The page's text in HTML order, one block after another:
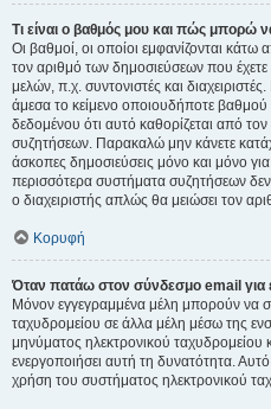
Τι είναι ο βαθμός μου και πώς μπορώ
Οι βαθμοί, οι οποίοι εμφανίζονται
τον αριθμό των δημοσιεύσεων που έχετε
μελών, π.χ. συντονιστές και
άμεσα το κείμενο οποιουδήποτε
δεδομένου ότι αυτό καθορίζεται από
συζητήσεων. Παρακαλώ μην κάνετε
άσκοπες δημοσιεύσεις μόνο και μόνο
περισσότερα συστήματα συζητήσεων
ο διαχειριστής απλώς θα μειώσει τον
Κορυφή
Όταν πατάω στον σύνδεσμο email για
Μόνον εγγεγραμμένα μέλη μπορούν να
ταχυδρομείου σε άλλα μέλη μέσω της
μηνύματος ηλεκτρονικού ταχυδρομείου
ενεργοποιήσει αυτή τη δυνατότητα.
χρήση του συστήματος ηλεκτρονικού